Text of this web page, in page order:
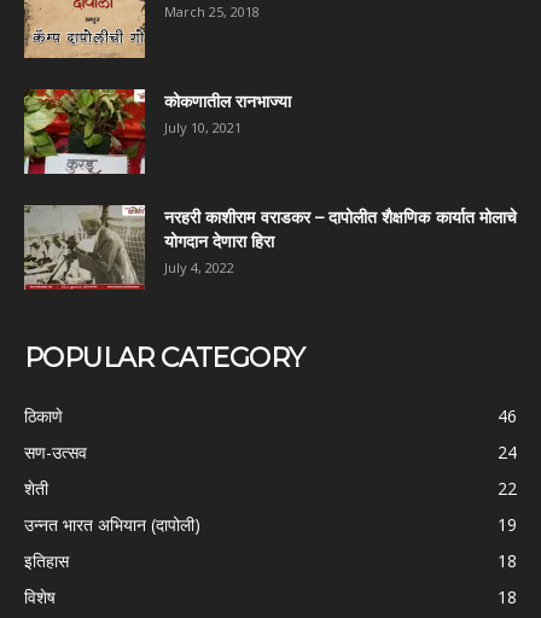
March 25, 2018
कोकणातील रानभाज्या
July 10, 2021
नरहरी काशीराम वराडकर – दापोलीत शैक्षणिक कार्यात मोलाचे
योगदान देणारा हिरा
July 4, 2022
POPULAR CATEGORY
ठिकाणे
46
सण-उत्सव
24
शेती
22
उन्नत भारत अभियान (दापोली)
19
इतिहास
18
विशेष
18